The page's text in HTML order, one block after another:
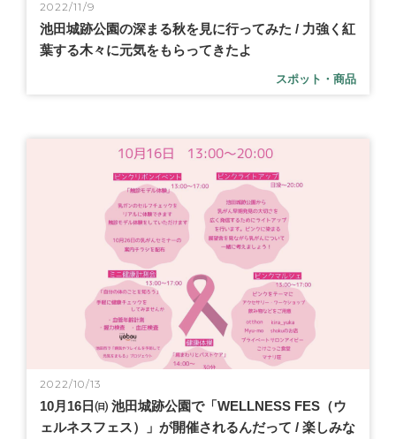
2022/11/9
池田城跡公園の深まる秋を見に行ってみた / 力強く紅
葉する木々に元気をもらってきたよ
スポット・商品
2022/10/13
10月16日㈰ 池田城跡公園で「WELLNESS FES（ウ
ェルネスフェス）」が開催されるんだって / 楽しみな